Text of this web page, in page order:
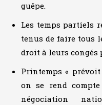
guêpe.
Les temps partiels
tenus de faire tous
droit à leurs congés
Printemps « prévoit
on se rend
négociation